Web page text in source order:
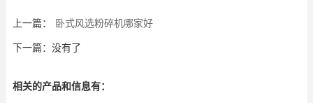
上一篇： 卧式风选粉碎机哪家好
下一篇：没有了
相关的产品和信息有：